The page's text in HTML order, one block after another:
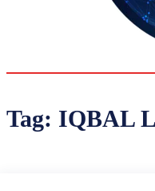
Tag: IQBAL